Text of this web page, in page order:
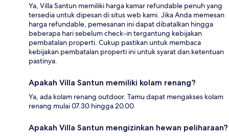
Ya, Villa Santun memiliki harga kamar refundable penuh yang
tersedia untuk dipesan di situs web kami. Jika Anda memesan
harga refundable, pemesanan ini dapat dibatalkan hingga
beberapa hari sebelum check-in tergantung kebijakan
pembatalan properti. Cukup pastikan untuk membaca
kebijakan pembatalan properti ini untuk syarat dan ketentuan
pastinya.
Apakah Villa Santun memiliki kolam renang?
Ya, ada kolam renang outdoor. Tamu dapat mengakses kolam
renang mulai 07.30 hingga 20.00.
Apakah Villa Santun mengizinkan hewan peliharaan?